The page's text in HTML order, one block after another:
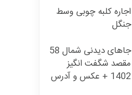
اجاره کلبه چوبی وسط
جنگل
جاهای دیدنی شمال 58
مقصد شگفت انگیز
1402 + عکس و آدرس